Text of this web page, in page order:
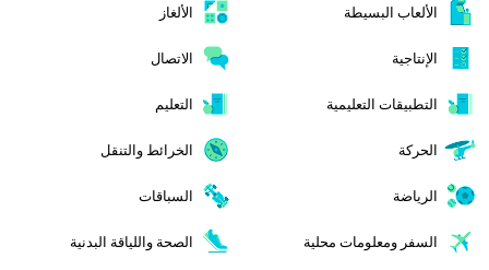
الألعاب البسيطة الألغاز
الإنتاجية الاتصال
التطبيقات التعليمية التعليم
الحركة الخرائط والتنقل
الرياضة السباقات
السفر ومعلومات محلية الصحة واللياقة البدنية